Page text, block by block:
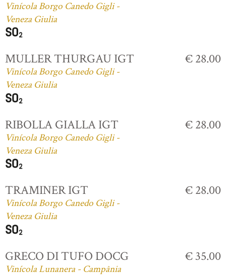
Vinícola Borgo Canedo Gigli -
Veneza Giulia
MULLER THURGAU IGT
Vinícola Borgo Canedo Gigli -
Veneza Giulia
€ 28.00
RIBOLLA GIALLA IGT
Vinícola Borgo Canedo Gigli -
Veneza Giulia
€ 28.00
TRAMINER IGT
Vinícola Borgo Canedo Gigli -
Veneza Giulia
€ 28.00
GRECO DI TUFO DOCG
Vinícola Lunanera - Campânia
€ 35.00